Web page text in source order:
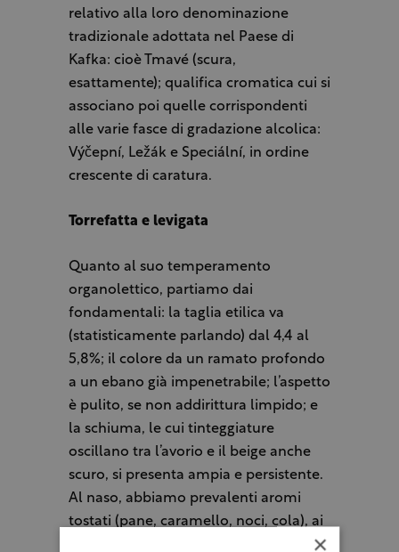
relativo alla loro denominazione
tradizionale adottata nel Paese di
Kafka: cioè Tmavé (scura,
esattamente); qualifica cromatica cui si
associano poi quelle corrispondenti
alle varie fasce di gradazione alcolica:
Výčepní, Ležák e Speciální, in ordine
crescente di caratura.
Torrefatta e levigata
Quanto al suo temperamento
organolettico, partiamo dai
fondamentali: la taglia etilica va
(statisticamente parlando) dal 4,4 al
5,8%; il colore da un ramato profondo
a un ebano già impenetrabile; l’aspetto
è pulito, se non addirittura limpido; e
la schiuma, le cui tinteggiature
oscillano tra l’avorio e il beige anche
scuro, si presenta ampia e persistente.
Al naso, abbiamo prevalenti aromi
tostati (pane, caramello, noci, cola), ai
quali possono affiancarsene anche di×